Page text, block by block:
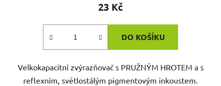
23 Kč
DO KOŠÍKU
Velkokapacitní zvýrazňovač s PRUŽNÝM HROTEM a s
reflexním, světlostálým pigmentovým inkoustem.